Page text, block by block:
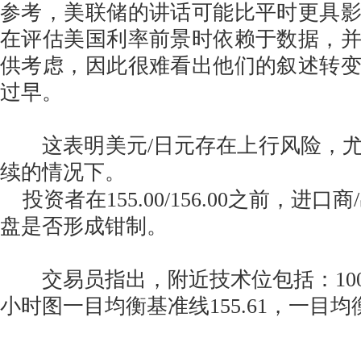
参考，美联储的讲话可能比平时更具
在评估美国利率前景时依赖于数据，
供考虑，因此很难看出他们的叙述转
过早。
这表明美元/日元存在上行风险，
续的情况下。
投资者在155.00/156.00之前，进口
盘是否形成钳制。
交易员指出，附近技术位包括：
小时图一目均衡基准线155.61，一目均